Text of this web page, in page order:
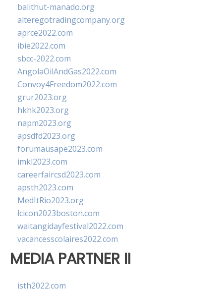
balithut-manado.org
alteregotradingcompany.org
aprce2022.com
ibie2022.com
sbcc-2022.com
AngolaOilAndGas2022.com
Convoy4Freedom2022.com
grur2023.org
hkhk2023.org
napm2023.org
apsdfd2023.org
forumausape2023.com
imkl2023.com
careerfaircsd2023.com
apsth2023.com
MedItRio2023.org
lcicon2023boston.com
waitangidayfestival2022.com
vacancesscolaires2022.com
MEDIA PARTNER II
isth2022.com